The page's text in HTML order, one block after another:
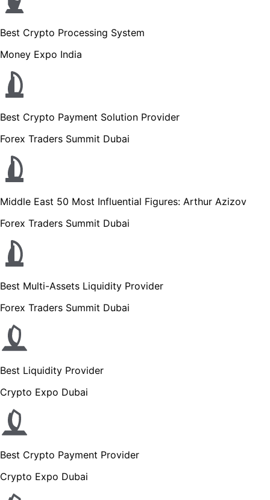
Best Crypto Processing System
Money Expo India
Best Crypto Payment Solution Provider
Forex Traders Summit Dubai
Middle East 50 Most Influential Figures: Arthur Azizov
Forex Traders Summit Dubai
Best Multi-Assets Liquidity Provider
Forex Traders Summit Dubai
Best Liquidity Provider
Crypto Expo Dubai
Best Crypto Payment Provider
Crypto Expo Dubai